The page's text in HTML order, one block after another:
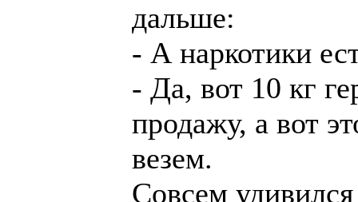
дальше:
- А наркотики
- Да, вот 10 кг
продажу, а вот
везем.
Совсем